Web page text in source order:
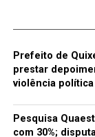
Prefeito de
prestar
violência
Pesquisa
com 30%;